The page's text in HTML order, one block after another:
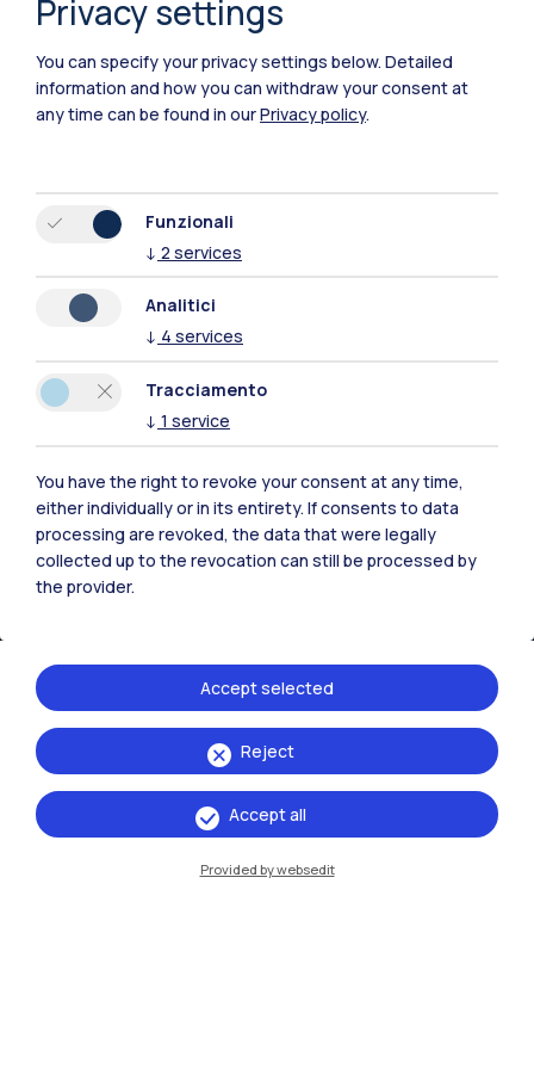
IT EN
Milano Bovisa
Cremona
Mantova
Piacenza
Xi'an
Naviga il sito
Privacy settings
You can specify your privacy settings below. Detailed
information and how you can withdraw your consent at
any time can be found in ourPrivacy policy.
Funzionali
↓ 2 services
Analitici
↓ 4 services
Tracciamento
↓ 1 service
You have the right to revoke your consent at any time,
either individually or in its entirety. If consents to data
processing are revoked, the data that were legally
collected up to the revocation can still be processed by
the provider.
Reject
Accept selected
Accept all
Provided by websedit